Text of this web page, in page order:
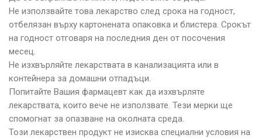
Не използвайте това лекарство след срока на годност,
отбелязан върху картонената опаковка и блистера. Срокът
на годност отговаря на последния ден от посочения
месец.
Не изхвърляйте лекарствата в канализацията или в
контейнера за домашни отпадъци.
Попитайте Вашия фармацевт как да изхвърляте
лекарствата, които вече не използвате. Тези мерки ще
спомогнат за опазване на околната среда.
Този лекарствен продукт не изисква специални условия на